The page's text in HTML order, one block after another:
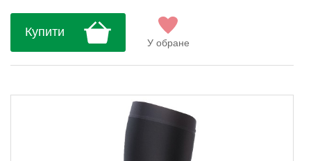
Купити
У обране